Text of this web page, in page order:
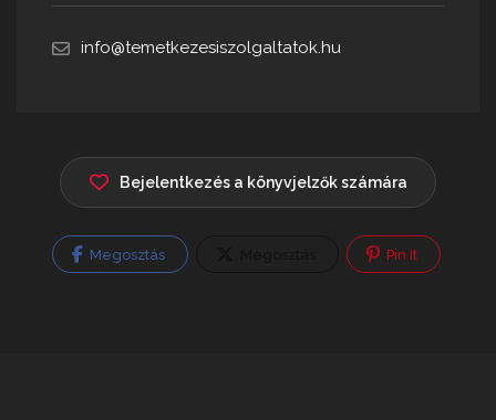
info@temetkezesiszolgaltatok.hu
Bejelentkezés a könyvjelzők számára
Megosztás Pin It